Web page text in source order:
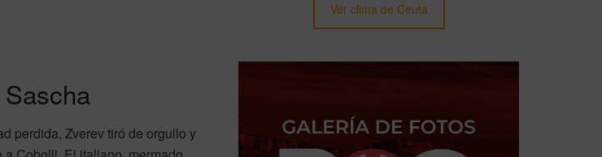
perdida, Zverev tiró de orgullo y
Ver clima de Ceuta